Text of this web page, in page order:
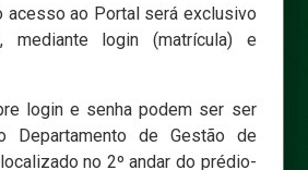
minha senha
acesso ao Portal será exclusivo
mediante login (matrícula) e
login e senha podem ser ser
Departamento de Gestão de
no 2º andar do prédio-